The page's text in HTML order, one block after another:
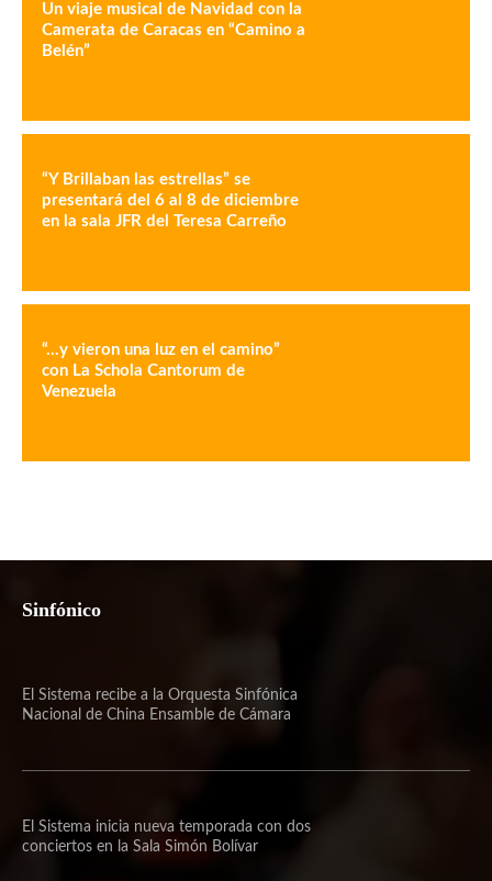
Un viaje musical de Navidad con la
Camerata de Caracas en “Camino a
Belén”
“Y Brillaban las estrellas” se
presentará del 6 al 8 de diciembre
en la sala JFR del Teresa Carreño
“…y vieron una luz en el camino”
con La Schola Cantorum de
Venezuela
Sinfónico
El Sistema recibe a la Orquesta Sinfónica
Nacional de China Ensamble de Cámara
El Sistema inicia nueva temporada con dos
conciertos en la Sala Simón Bolívar